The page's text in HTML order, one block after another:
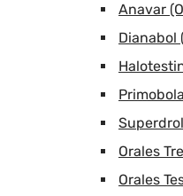
Anavar
Dianabol
Orales
Orales